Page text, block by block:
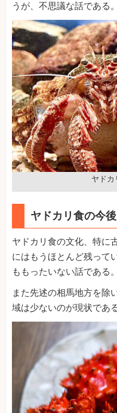
うが、不思議な話である。
ヤドカ
ヤドカリ食の今後
ヤドカリ食の文化、特に
にはもうほとんど残って
ももったいない話である。
また先述の相馬地方を除
域は少ないのが現状である